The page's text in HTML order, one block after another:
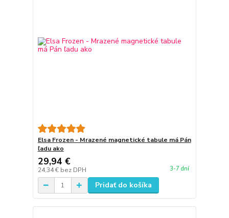
Elsa Frozen - Mrazené magnetické tabule má Pán
ľadu ako
29,94 €
24,34 € bez DPH 3-7 dní
Pridať do košíka